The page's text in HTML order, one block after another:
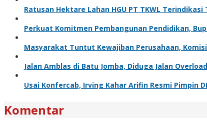
Ratusan Hektare Lahan HGU PT TKWL
Perkuat Komitmen Pembangunan Pendidikan,
Masyarakat Tuntut Kewajiban Perusahaan,
Jalan Amblas di Batu Jomba, Diduga Jalan Overload
Usai Konfercab, Irving Kahar Arifin Resmi Pimpin
Komentar